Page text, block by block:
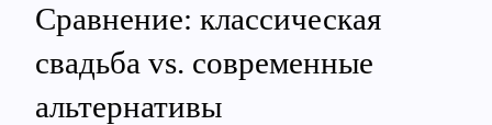
Сравнение: классическая
свадьба vs. современные
альтернативы